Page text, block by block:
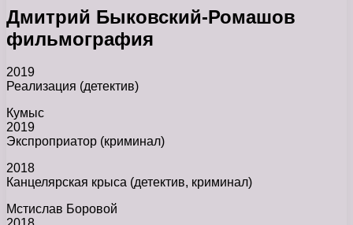
Дмитрий Быковский-Ромашов
фильмография
2019
Реализация (детектив)
Кумыс
2019
Экспроприатор (криминал)
2018
Канцелярская крыса (детектив, криминал)
Мстислав Боровой